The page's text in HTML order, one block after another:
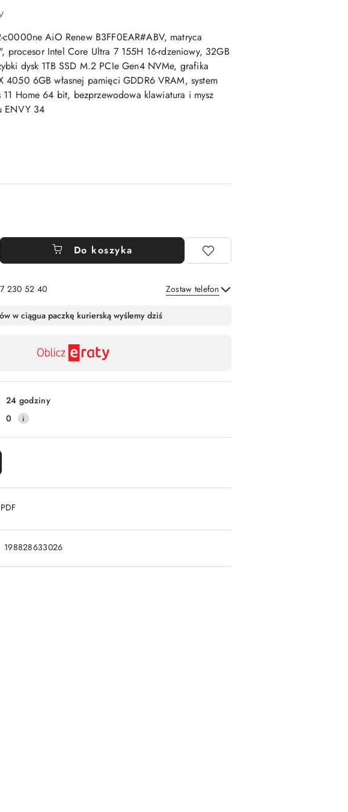
AiO Renew B3FF0EAR#ABV, matryca
procesor Intel Core Ultra 7 155H 16-rdzeniowy, 32GB
dysk 1TB SSD M.2 PCIe Gen4 NVMe, grafika
4050 6GB własnej pamięci GDDR6 VRAM, system
Home 64 bit, bezprzewodowa klawiatura i mysz
ENVY 34
Do koszyka
230 52 40 Zostaw telefon
w ciągua paczkę kurierską wyślemy dziś
24 godziny
0
198828633026